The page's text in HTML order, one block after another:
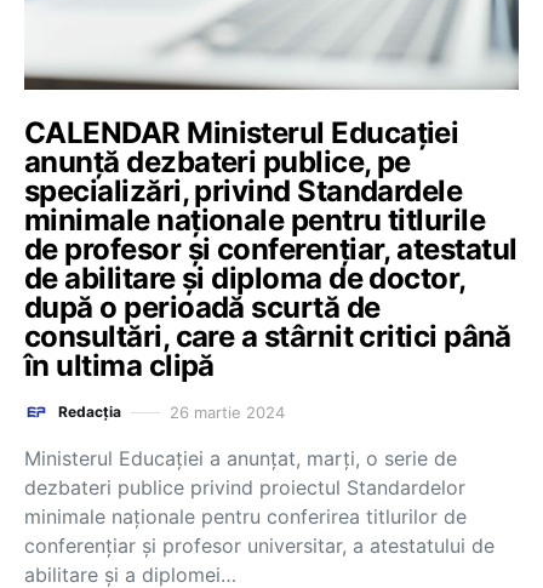
CALENDAR Ministerul Educației
anunță dezbateri publice, pe
specializări, privind Standardele
minimale naționale pentru titlurile
de profesor și conferențiar, atestatul
de abilitare și diploma de doctor,
după o perioadă scurtă de
consultări, care a stârnit critici până
în ultima clipă
Redacția 26 martie 2024
Ministerul Educației a anunțat, marți, o serie de
dezbateri publice privind proiectul Standardelor
minimale naționale pentru conferirea titlurilor de
conferențiar și profesor universitar, a atestatului de
abilitare și a diplomei…